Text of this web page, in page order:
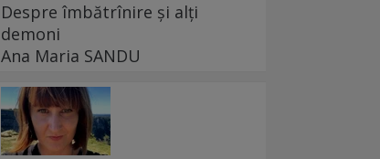
Despre îmbătrînire și alți
demoni
Ana Maria SANDU